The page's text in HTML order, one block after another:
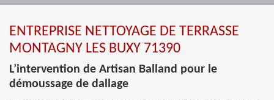
ENTREPRISE NETTOYAGE DE TERRASSE
MONTAGNY LES BUXY 71390
L’intervention de Artisan Balland pour le
démoussage de dallage